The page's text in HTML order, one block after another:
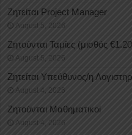
Ζητείται Project Manager
August 5, 2026
Ζητούνται Ταμίες (μισθός
August 5, 2026
Ζητείται Υπεύθυνος/η
August 4, 2026
Ζητούνται Μαθηματικοί
August 4, 2026